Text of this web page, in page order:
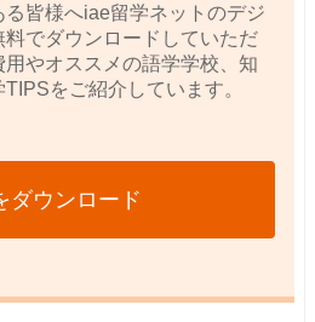
皆様へiae留学ネットのデジ
でダウンロードしていただ
やオススメの語学学校、知
をご紹介しています。
ダウンロード